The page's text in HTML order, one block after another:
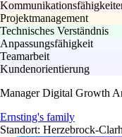
Projektmanagement
Technisches Verständnis
Anpassungsfähigkeit
Teamarbeit
Kundenorientierung
Manager Digital Growth
Ernsting's family
Standort: Herzebrock-